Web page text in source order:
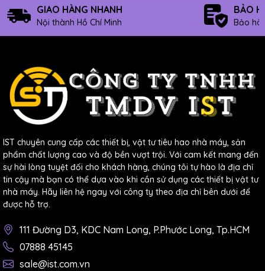
GIAO HÀNG NHANH
Nội thành Hồ Chí Minh
BẢO
Bảo
IST chuyên cung cấp các thiết bị, vật tư tiêu hao nhà máy, sản
phẩm chất lượng cao và độ bền vượt trội. Với cam kết mang đến
sự hài lòng tuyệt đối cho khách hàng, chúng tôi tự hào là địa chỉ
tin cậy mà bạn có thể dựa vào khi cần sử dụng các thiết bị vật tư
nhà máy. Hãy liên hệ ngay với công ty theo địa chỉ bên dưới để
được hỗ trợ.
111 Đường D3, KDC Nam Long, P.Phước Long, Tp.HCM
07888 45145
sale@ist.com.vn